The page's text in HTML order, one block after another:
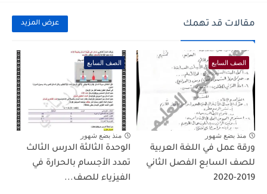
مقالات قد تهمك عرض المزيد
الصف السابع
منذ بضع شهور
ورقة عمل في اللغة العربية
للصف السابع الفصل الثاني
2019-2020
الصف السابع
منذ بضع شهور
الوحدة الثالثة الدرس الثالث
تمدد الأجسام بالحرارة في
الفيزياء للصف...